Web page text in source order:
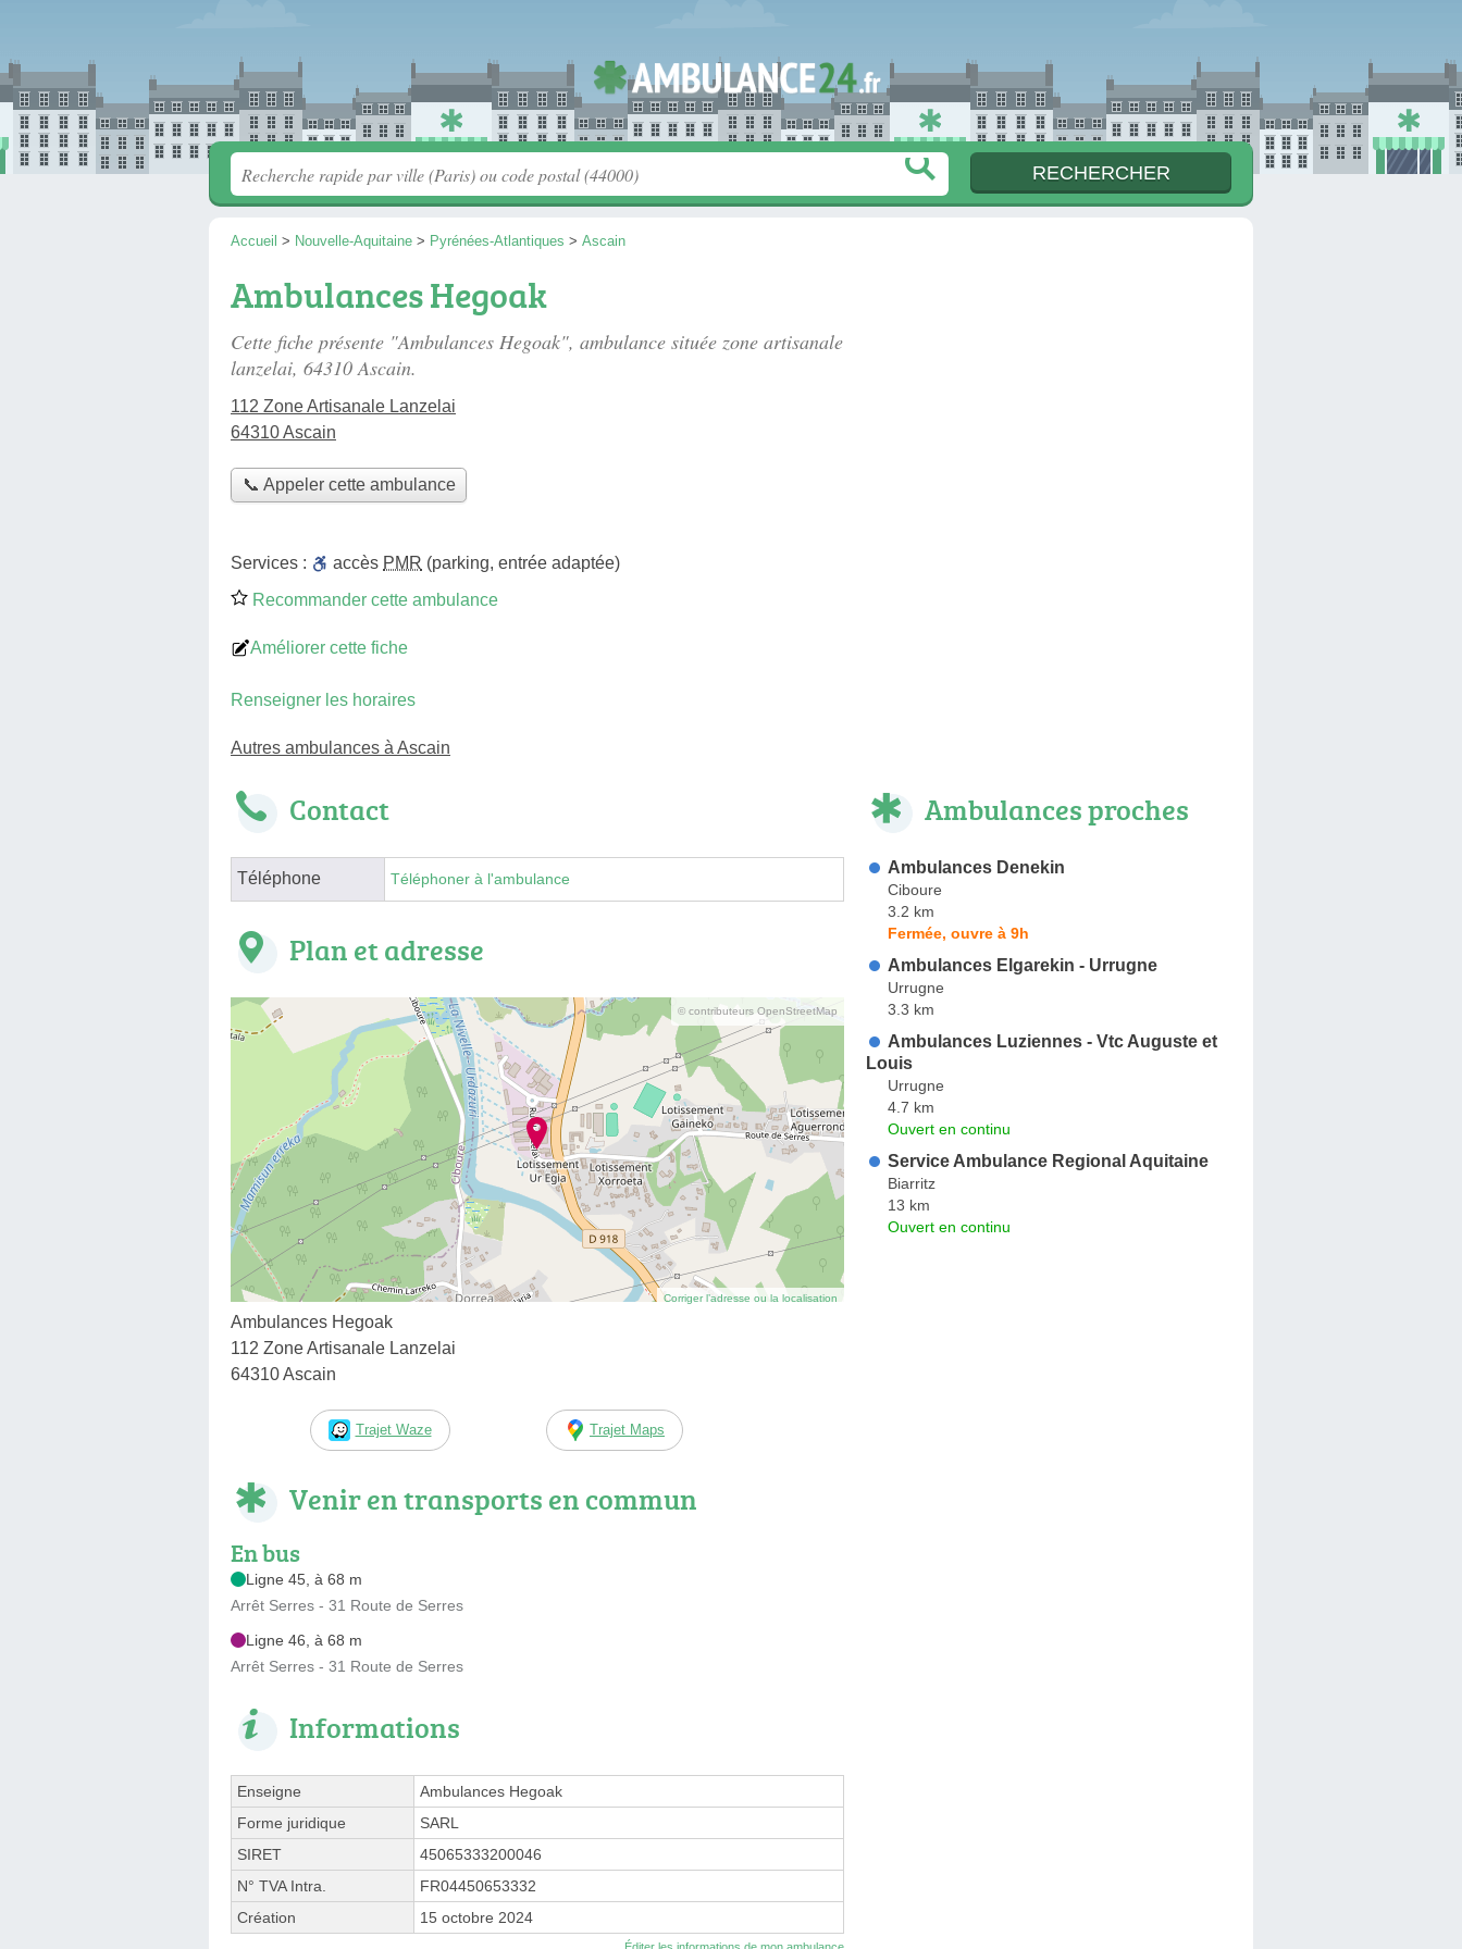
Accueil > Nouvelle-Aquitaine > Pyrénées-Atlantiques > Ascain
Ambulances Hegoak
Cette fiche présente "Ambulances Hegoak", ambulance située zone artisanale
lanzelai, 64310 Ascain.
112 Zone Artisanale Lanzelai
64310 Ascain
📞 Appeler cette ambulance
Services : accès PMR (parking, entrée adaptée)
Recommander cette ambulance
Améliorer cette fiche
Renseigner les horaires
Autres ambulances à Ascain
Contact
Téléphone Téléphoner à l'ambulance
Plan et adresse
© contributeurs OpenStreetMap
Corriger l’adresse ou la localisation
Ambulances Hegoak
112 Zone Artisanale Lanzelai
64310 Ascain
Trajet Waze Trajet Maps
Venir en transports en commun
En bus
Ligne 45, à 68 m
Arrêt Serres - 31 Route de Serres
Ligne 46, à 68 m
Arrêt Serres - 31 Route de Serres
Informations
Enseigne
Ambulances Hegoak
Forme juridique
SARL
SIRET
45065333200046
N° TVA Intra.
FR04450653332
Création
15 octobre 2024
Ambulances proches
Ambulances Denekin
Ciboure
3.2 km
Fermée, ouvre à 9h
Ambulances Elgarekin - Urrugne
Urrugne
3.3 km
Ambulances Luziennes - Vtc Auguste et
Louis
Urrugne
4.7 km
Ouvert en continu
Service Ambulance Regional Aquitaine
Biarritz
13 km
Ouvert en continu